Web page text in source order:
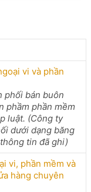
vi và phần
phối bán buôn
phầm phần mềm
luật. (Công ty
dưới dạng băng
tin đã ghi)
vi, phần mềm và
hàng chuyên